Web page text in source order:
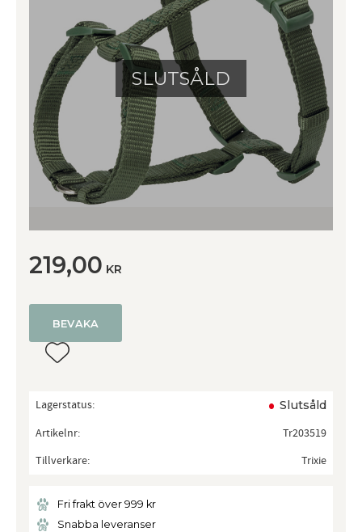
SLUTSÅLD
219,00 KR
Lägg till i favoriter
BEVAKA
Lagerstatus Slutsåld
Artikelnr
Tr203519
Tillverkare
Trixie
Fri frakt över 999 kr
Snabba leveranser